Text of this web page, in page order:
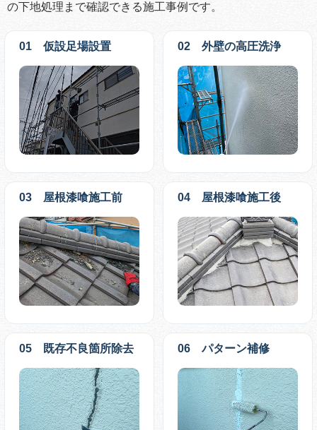
の下地処理まで確認できる施工事例です。
01 仮設足場設置 02 外壁の高圧洗浄
03 屋根漆喰施工前 04 屋根漆喰施工後
05 既存不良箇所除去 06 パターン補修